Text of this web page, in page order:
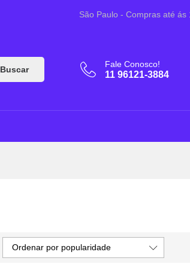
São Paulo - Compras até
Buscar
Fale Conosco!
11 96121-3884
Ordenar por popularidade